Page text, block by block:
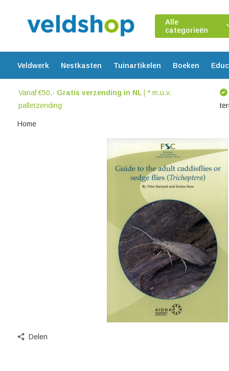
Alle
categorieën
Veldwerk Nestkasten Tuinartikelen Boeken
Vanaf €50,- Gratis verzending in NL| * m.u.v.
palletzending
Home
Delen